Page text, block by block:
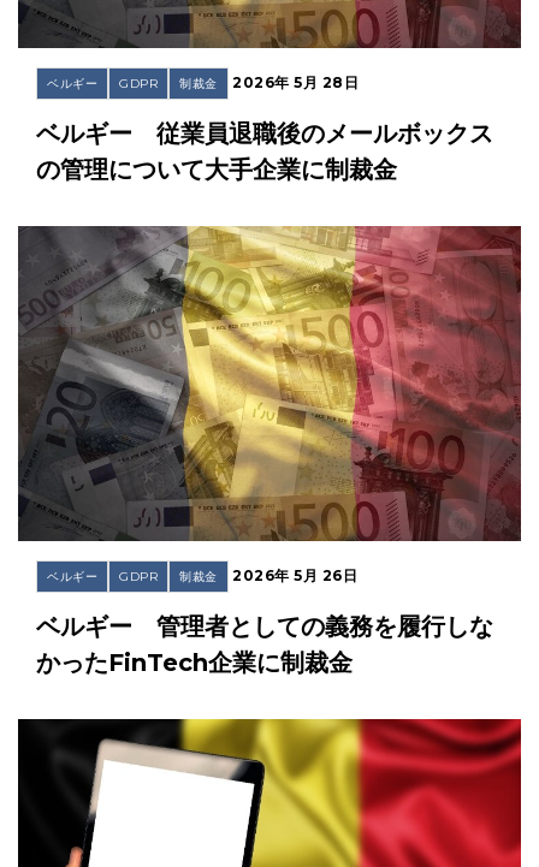
ベルギー GDPR 制裁金 2026年 5月 28日
ベルギー 従業員退職後のメールボックス
の管理について大手企業に制裁金
ベルギー GDPR 制裁金 2026年 5月 26日
ベルギー 管理者としての義務を履行しな
かったFinTech企業に制裁金